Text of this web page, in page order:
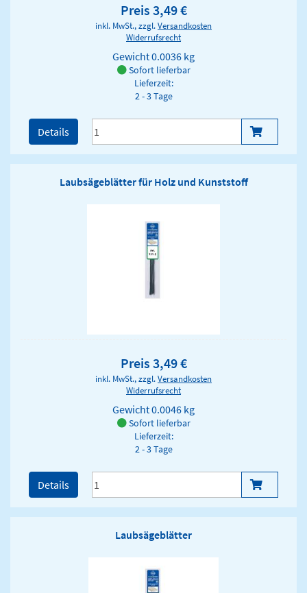
Preis 3,49 €
inkl. MwSt., zzgl.Versandkosten
Widerrufsrecht
Gewicht0.0036 kg
Sofort lieferbar
Lieferzeit:
2 - 3 Tage
Details
Laubsägeblätter für Holz und Kunststoff
Preis 3,49 €
inkl. MwSt., zzgl.Versandkosten
Widerrufsrecht
Gewicht0.0046 kg
Sofort lieferbar
Lieferzeit:
2 - 3 Tage
Details
Laubsägeblätter